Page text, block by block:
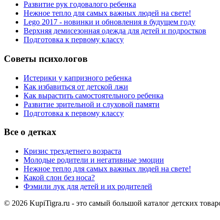
Развитие рук годовалого ребенка
Нежное тепло для самых важных людей на свете!
Lego 2017 - новинки и обновления в будущем году
Верхняя демисезонная одежда для детей и подростков
Подготовка к первому классу
Советы психологов
Истерики у капризного ребенка
Как избавиться от детской лжи
Как вырастить самостоятельного ребенка
Развитие зрительной и слуховой памяти
Подготовка к первому классу
Все о детках
Кризис трехдетнего возраста
Молодые родители и негативные эмоции
Нежное тепло для самых важных людей на свете!
Какой слон без носа?
Фэмили лук для детей и их родителей
© 2026 KupiTigra.ru - это самый большой каталог детских